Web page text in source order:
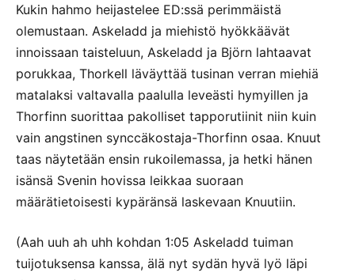
Kukin hahmo heijastelee ED:ssä perimmäistä
olemustaan. Askeladd ja miehistö hyökkäävät
innoissaan taisteluun, Askeladd ja Björn lahtaavat
porukkaa, Thorkell läväyttää tusinan verran miehiä
matalaksi valtavalla paalulla leveästi hymyillen ja
Thorfinn suorittaa pakolliset tapporutiinit niin kuin
vain angstinen synccäkostaja-Thorfinn osaa. Knuut
taas näytetään ensin rukoilemassa, ja hetki hänen
isänsä Svenin hovissa leikkaa suoraan
määrätietoisesti kypäränsä laskevaan Knuutiin.
(Aah uuh ah uhh kohdan 1:05 Askeladd tuiman
tuijotuksensa kanssa, älä nyt sydän hyvä lyö läpi